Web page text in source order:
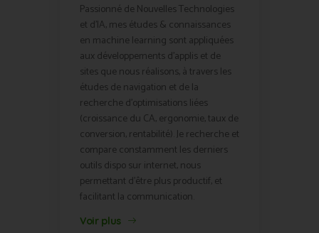
Passionné de Nouvelles Technologies
et d'IA, mes études & connaissances
en machine learning sont appliquées
aux développements d'applis et de
sites que nous réalisons, à travers les
études de navigation et de la
recherche d'optimisations liées
(croissance du CA, ergonomie, taux de
conversion, rentabilité). Je recherche et
compare constamment les derniers
outils dispo sur internet, nous
permettant d'être plus productif, et
facilitant la communication.
Voir plus